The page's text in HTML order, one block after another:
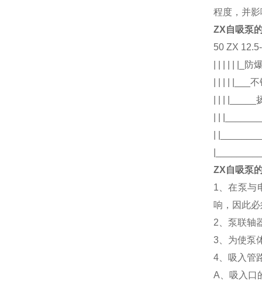
程度，并
ZX自吸泵
50 ZX
| | | | | |_防
| | | | |___
| | | |_____
ZX自吸泵
1、在泵与
响，因此
2、泵联轴
3、为使泵
4、吸入管
A、吸入口